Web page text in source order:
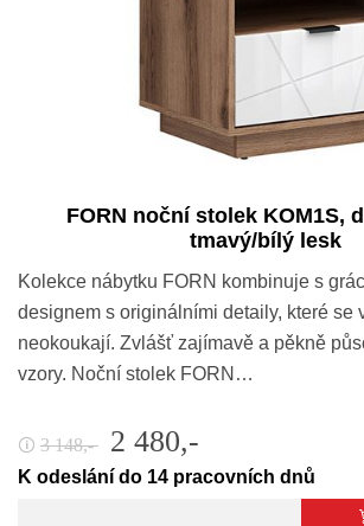
FORN noční stolek KOM1S,
tmavý/bílý lesk
Kolekce nábytku FORN kombinuje s
designem s originálními detaily, které se
neokoukají. Zvlášť zajímavě a pěkně
vzory. Noční stolek FORN…
🛈 3 148,- 2 480,-
K odeslání do 14 pracovních dnů